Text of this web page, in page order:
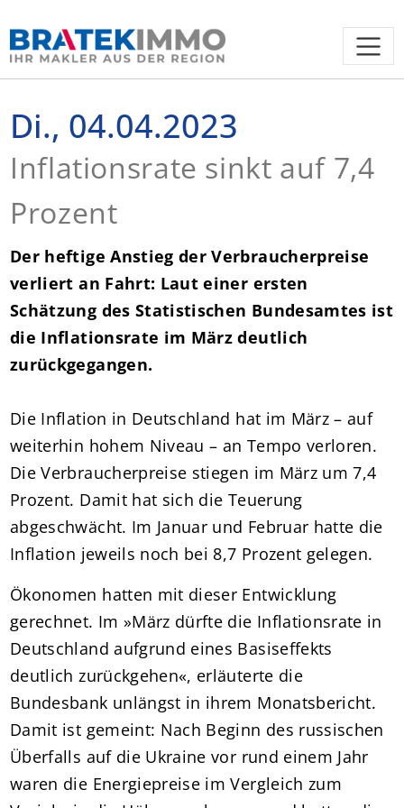
Di., 04.04.2023
Inflationsrate sinkt auf 7,4
Prozent
Der heftige Anstieg der Verbraucherpreise
verliert an Fahrt: Laut einer ersten
Schätzung des Statistischen Bundesamtes ist
die Inflationsrate im März deutlich
zurückgegangen.
Die Inflation in Deutschland hat im März – auf
weiterhin hohem Niveau – an Tempo verloren.
Die Verbraucherpreise stiegen im März um 7,4
Prozent. Damit hat sich die Teuerung
abgeschwächt. Im Januar und Februar hatte die
Inflation jeweils noch bei 8,7 Prozent gelegen.
Ökonomen hatten mit dieser Entwicklung
gerechnet. Im »März dürfte die Inflationsrate in
Deutschland aufgrund eines Basiseffekts
deutlich zurückgehen«, erläuterte die
Bundesbank unlängst in ihrem Monatsbericht.
Damit ist gemeint: Nach Beginn des russischen
Überfalls auf die Ukraine vor rund einem Jahr
waren die Energiepreise im Vergleich zum